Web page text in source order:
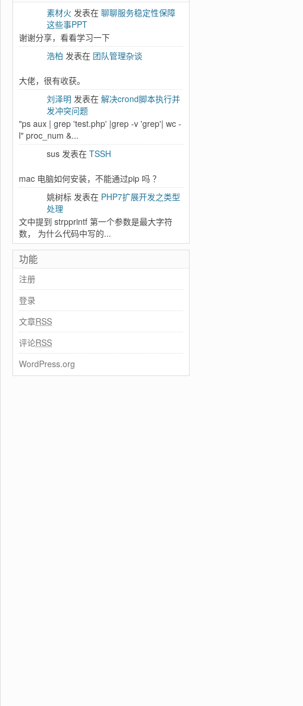
-lhello
/usr/local/lib/hello.a
素材火 发表在 聊聊服务稳定性保障
这些事PPT
谢谢分享，看看学习一下
浩柏 发表在 团队管理杂谈
大佬，很有收获。
刘泽明 发表在 解决crond脚本执行并
发冲突问题
"ps aux | grep 'test.php' |grep -v 'grep'| wc -
l" proc_num &...
sus 发表在 TSSH
mac 电脑如何安装，不能通过pip 吗 ？
姚树标 发表在 PHP7扩展开发之类型
处理
文中提到 strpprintf 第一个参数是最大字符
数， 为什么代码中写的...
功能
注册
登录
文章RSS
评论RSS
WordPress.org